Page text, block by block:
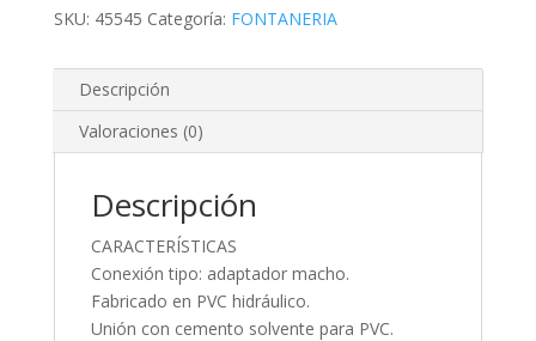
SKU: 45545 Categoría: FONTANERIA
Descripción
Valoraciones (0)
Descripción
CARACTERÍSTICAS
Conexión tipo: adaptador macho.
Fabricado en PVC hidráulico.
Unión con cemento solvente para PVC.